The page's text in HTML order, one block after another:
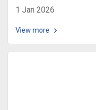
1 Jan 2026
View more